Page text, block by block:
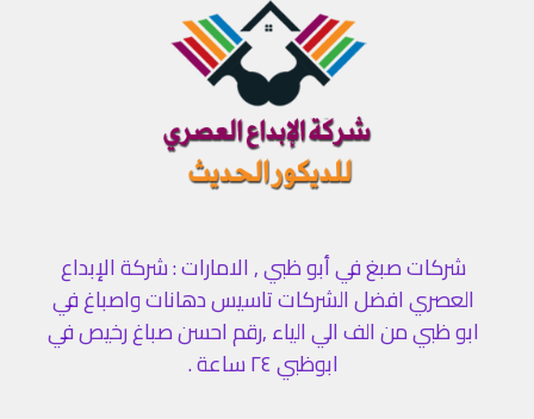
شركات صبغ في أبو ظبي , الامارات : شركة الإبداع
العصري افضل الشركات تاسيس دهانات واصباغ في
ابو ظبي من الف الي الياء ,رقم احسن صباغ رخيص في
ابوظبي ٢٤ ساعة .